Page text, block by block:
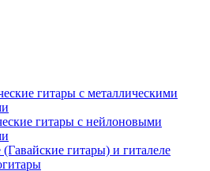
гитары с металлическими
гитары с нейлоновыми
(Гавайские гитары) и гиталеле